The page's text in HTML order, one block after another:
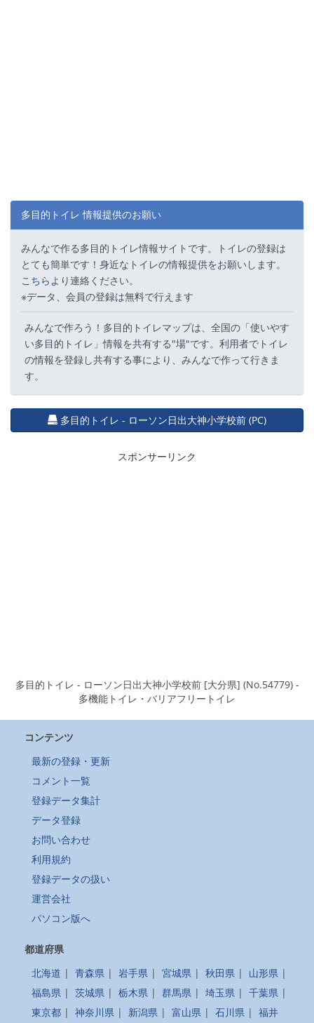
多目的トイレ 情報提供のお願い
みんなで作る多目的トイレ情報サイトです。トイレの登録は
とても簡単です！身近なトイレの情報提供をお願いします。
こちらより連絡ください。
※データ、会員の登録は無料で行えます
みんなで作ろう！多目的トイレマップは、全国の「使いやす
い多目的トイレ」情報を共有する"場"です。利用者でトイレ
の情報を登録し共有する事により、みんなで作って行きま
す。
多目的トイレ - ローソン日出大神小学校前 (PC)
スポンサーリンク
多目的トイレ - ローソン日出大神小学校前 [大分県] (No.54779) -
多機能トイレ・バリアフリートイレ
コンテンツ
最新の登録・更新
コメント一覧
登録データ集計
データ登録
お問い合わせ
利用規約
登録データの扱い
運営会社
パソコン版へ
都道府県
北海道 | 青森県 | 岩手県 | 宮城県 | 秋田県 | 山形県 |
福島県 | 茨城県 | 栃木県 | 群馬県 | 埼玉県 | 千葉県 |
東京都 | 神奈川県 | 新潟県 | 富山県 | 石川県 | 福井